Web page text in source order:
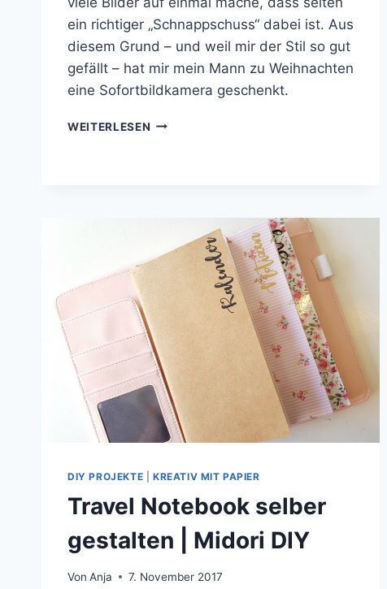
ein richtiger „Schnappschuss“ dabei ist. Aus
diesem Grund – und weil mir der Stil so gut
gefällt – hat mir mein Mann zu Weihnachten
eine Sofortbildkamera geschenkt.
WEITERLESEN PLOTTER-
DIY PROJEKTE KREATIV MIT PAPIER
Travel Notebook selber
gestalten | Midori DIY
Von Anja 7. November 2017